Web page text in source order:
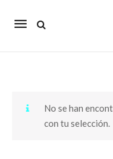
Mobile
No se han
con tu selección.